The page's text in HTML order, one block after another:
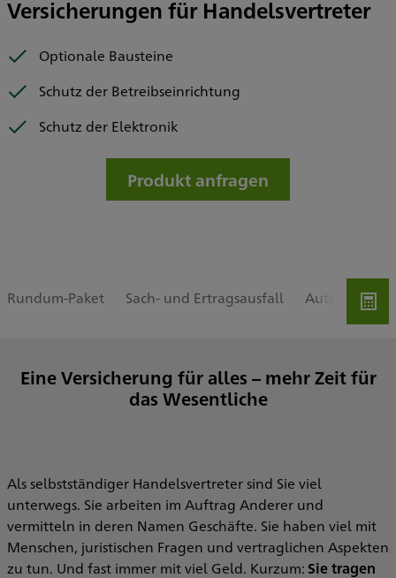
Versicherungen für Handelsvertreter
Optionale Bausteine
Schutz der Betreibseinrichtung
Schutz der Elektronik
Produkt anfragen
Rundum-Paket Sach- und Ertragsausfall
Eine Versicherung für alles – mehr Zeit für
das Wesentliche
Als selbstständiger Handelsvertreter sind Sie viel
unterwegs. Sie arbeiten im Auftrag Anderer und
vermitteln in deren Namen Geschäfte. Sie haben viel mit
Menschen, juristischen Fragen und vertraglichen Aspekten
zu tun. Und fast immer mit viel Geld. Kurzum: Sie tragen